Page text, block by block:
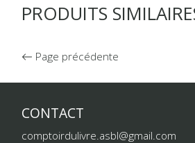
PRODUITS
Page précédente
CONTACT
comptoirdulivre.asbl@gmail.com